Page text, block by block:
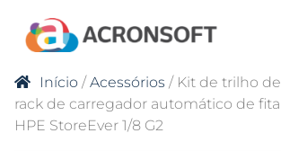
Início /Acessórios / Kit de trilho de
rack de carregador automático de fita
HPE StoreEver 1/8 G2